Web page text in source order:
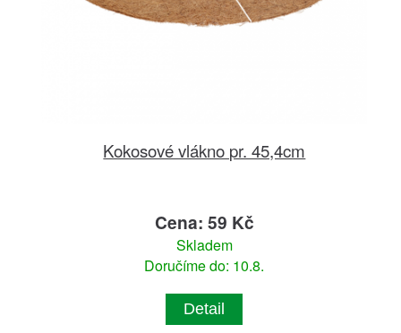
Kokosové vlákno pr. 45,4cm
Cena: 59 Kč
Skladem
Doručíme do: 10.8.
Detail